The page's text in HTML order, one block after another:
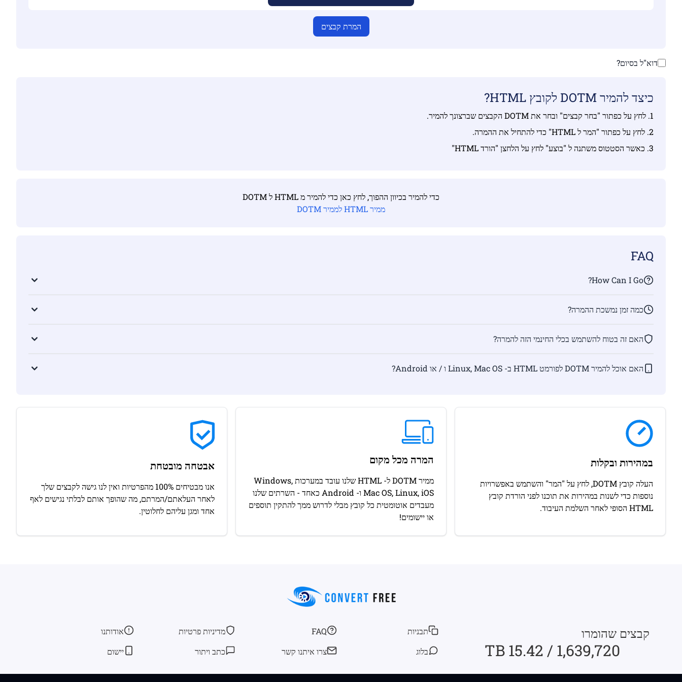
המרת קבצים
דוא"ל בסיום?
כיצד להמיר DOTM לקובץ HTML?
1. לחץ על כפתור "בחר קבצים" ובחר את DOTM הקבצים שברצונך להמיר.
2. לחץ על כפתור "המר ל HTML" כדי להתחיל את ההמרה.
3. כאשר הסטטוס משתנה ל "בוצע" לחץ על הלחצן "הורד HTML"
כדי להמיר בכיוון ההפוך, לחץ כאן כדי להמיר מ HTML ל DOTM
ממיר HTML לממיר DOTM
FAQ
How Can I Go?
כמה זמן נמשכת ההמרה?
האם זה בטוח להשתמש בכלי החינמי הזה להמרה?
האם אוכל להמיר DOTM לפורמט HTML ב- Linux, Mac OS ו / או Android?
במהירות ובקלות
העלה קובץ DOTM, לחץ על "המר" והשתמש באפשרויות
נוספות כדי לשנות במהירות את תוכנו לפני הורדת קובץ
HTML הסופי לאחר השלמת העיבוד.
המרה מכל מקום
ממיר DOTM ל- HTML שלנו עובד במערכות Windows,
Mac OS, Linux, iOS ו- Android כאחד - השרתים שלנו
מעבדים אוטומטית כל קובץ מבלי לדרוש ממך להתקין תוספים
או יישומים!
אבטחה מובטחת
אנו מבטיחים 100% מהפרטיות ואין לנו גישה לקבצים שלך
לאחר העלאתם/המרתם, מה שהופך אותם לבלתי נגישים לאף
אחד ומגן עליהם לחלוטין.
קבצים שהומרו
1,639,720 / 15.42 TB
תבניות
בלוג
FAQ
צרו איתנו קשר
מדיניות פרטיות
כתב ויתור
אודותנו
יישום